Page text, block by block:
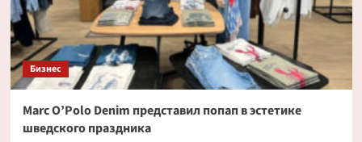
Бизнес
Marc O’Polo Denim представил попап в эстетике
шведского праздника